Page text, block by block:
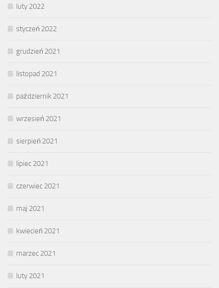
luty 2022
styczeń 2022
grudzień 2021
listopad 2021
październik 2021
wrzesień 2021
sierpień 2021
lipiec 2021
czerwiec 2021
maj 2021
kwiecień 2021
marzec 2021
luty 2021